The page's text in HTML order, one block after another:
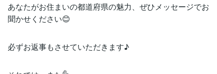
あなたがお住まいの都道府県の魅力、ぜひメッセージでお
聞かせください😊
必ずお返事もさせていただきます♪